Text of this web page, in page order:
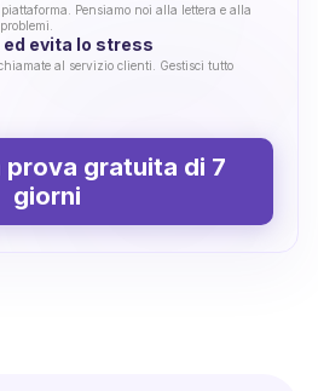
Pensiamo noi alla lettera e alla
evita lo stress
al servizio clienti. Gestisci tutto
prova gratuita di 7
giorni